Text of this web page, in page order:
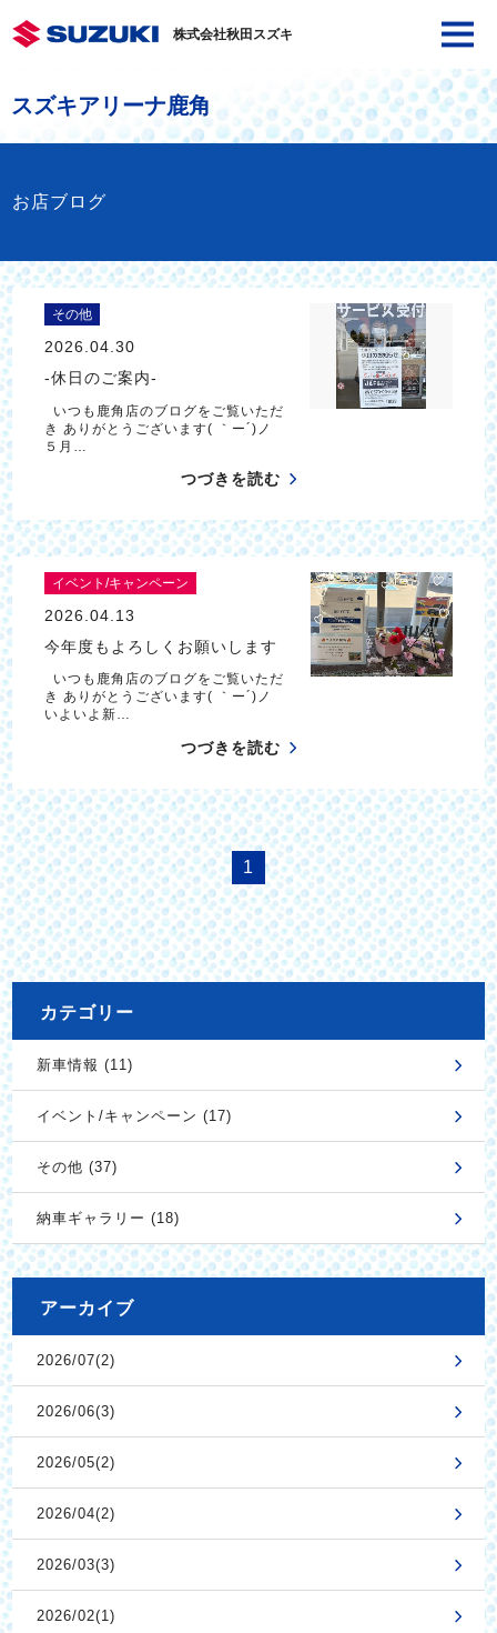
株式会社秋田スズキ
スズキアリーナ鹿角
お店ブログ
その他
2026.04.30
-休日のご案内-
いつも鹿角店のブログをご覧いただ
き ありがとうございます( ｀ー´)ノ
５月…
つづきを読む
イベント/キャンペーン
2026.04.13
今年度もよろしくお願いします
いつも鹿角店のブログをご覧いただ
き ありがとうございます( ｀ー´)ノ
いよいよ新…
つづきを読む
1
カテゴリー
新車情報 (11)
イベント/キャンペーン (17)
その他 (37)
納車ギャラリー (18)
アーカイブ
2026/07(2)
2026/06(3)
2026/05(2)
2026/04(2)
2026/03(3)
2026/02(1)